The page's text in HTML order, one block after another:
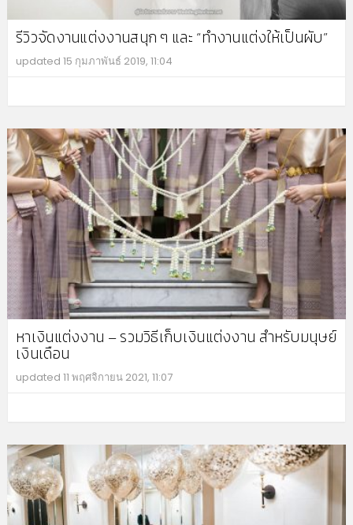
รีวิวจัดงานแต่งงานสนุก ๆ และ “ทำงานแต่งให้เป็นผับ”
updated 15 กุมภาพันธ์ 2019, 11:04
หาเงินแต่งงาน – รวมวิธีเก็บเงินแต่งงาน สำหรับมนุษย์
เงินเดือน
updated 11 พฤศจิกายน 2021, 11:07